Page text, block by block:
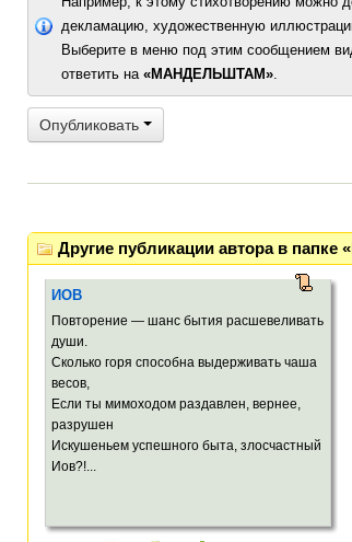
декламацию, художественную
Выберите в меню под этим сообщением
ответить на «МАНДЕЛЬШТАМ».
Опубликовать
Другие публикации автора в
ИОВ
Повторение — шанс бытия расшевеливать
души.
Сколько горя способна выдерживать чаша
весов,
Если ты мимоходом раздавлен, вернее,
разрушен
Искушеньем успешного быта, злосчастный
Иов?!...